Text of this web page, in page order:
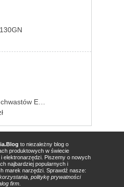
to niezależny blog o
produktowych w świecie
elektronarzędzi. Piszemy o nowych
najbardziej popularnych i
marek narzędzi. Sprawdź nasze:
politykę prywatności
firm